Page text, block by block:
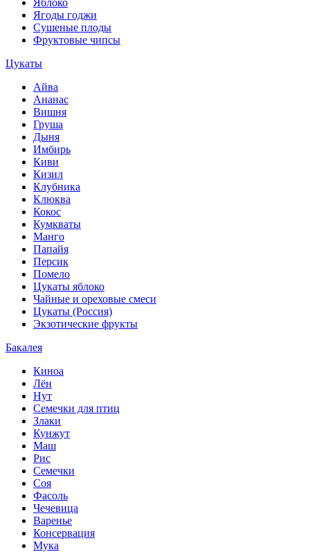
Яблоко
Ягоды годжи
Сушеные плоды
Фруктовые чипсы
Цукаты
Айва
Ананас
Вишня
Груша
Дыня
Имбирь
Киви
Кизил
Клубника
Клюква
Кокос
Кумкваты
Манго
Папайя
Персик
Помело
Цукаты яблоко
Чайные и ореховые смеси
Цукаты (Россия)
Экзотические фрукты
Бакалея
Киноа
Лён
Нут
Семечки для птиц
Злаки
Кунжут
Маш
Рис
Семечки
Соя
Фасоль
Чечевица
Варенье
Консервация
Мука